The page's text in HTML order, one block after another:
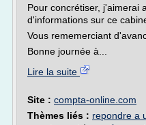
Pour concrétiser, j'aimerai
d'informations sur ce
Vous rememerciant
Bonne journée à...
Lire la suite
Site : compta-online.com
Thèmes liés : repondre a